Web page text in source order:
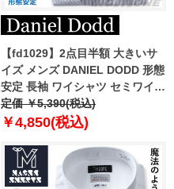
【fd1029】2点目半額 大きいサ
イズ メンズ DANIEL DODD 形態
安定 長袖 ワイシャツ セミワイド
カラー eadn87-78
定価 ￥5,390(税込)
￥4,850(税込)